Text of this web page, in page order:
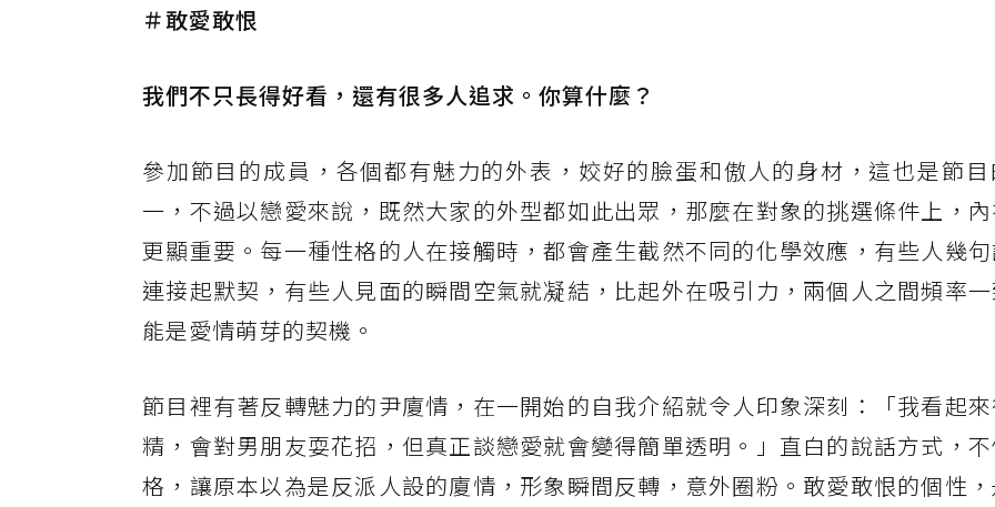
＃敢愛敢恨
我們不只長得好看，還有很多人追求。你算什麼？
參加節目的成員，各個都有魅力的外表，姣好的臉蛋和傲人的身材，這也是節
一，不過以戀愛來說，既然大家的外型都如此出眾，那麼在對象的挑選條件上，
更顯重要。每一種性格的人在接觸時，都會產生截然不同的化學效應，有些人幾
連接起默契，有些人見面的瞬間空氣就凝結，比起外在吸引力，兩個人之間頻率
能是愛情萌芽的契機。
節目裡有著反轉魅力的尹廈情，在一開始的自我介紹就令人印象深刻：「我看起
精，會對男朋友耍花招，但真正談戀愛就會變得簡單透明。」直白的說話方式，
格，讓原本以為是反派人設的廈情，形象瞬間反轉，意外圈粉。敢愛敢恨的個性